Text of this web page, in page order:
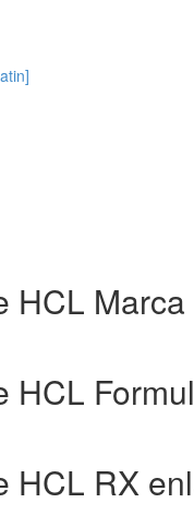
HCL
HCL
HCL RX